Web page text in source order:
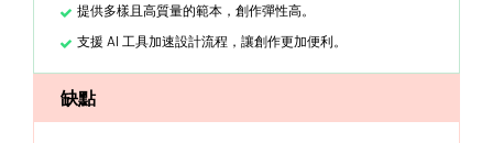
提供多樣且高質量的範本，創作彈性高。
支援 AI 工具加速設計流程，讓創作更加便利。
缺點